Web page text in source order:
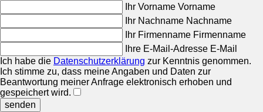
Ihr Vorname Vorname
Ihr Nachname Nachname
Ihr Firmenname Firmenname
Ihre E-Mail-Adresse E-Mail
Ich habe die Datenschutzerklärung zur Kenntnis genommen.
Ich stimme zu, dass meine Angaben und Daten zur
Beantwortung meiner Anfrage elektronisch erhoben und
gespeichert wird.
senden